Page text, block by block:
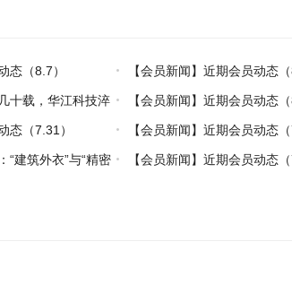
态（8.7） 【会员新闻】近期会员动态（
十载，华江科技淬
【会员新闻】近期会员动态（
态（7.31） 【会员新闻】近期会员动态（
“建筑外衣”与“精密
【会员新闻】近期会员动态（